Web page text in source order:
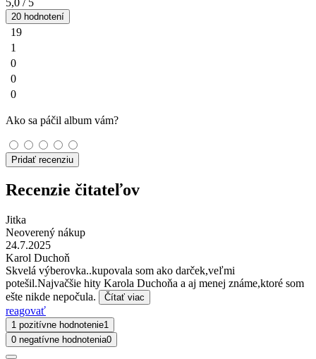
20 hodnotení
19
1
0
0
0
Ako sa páčil album vám?
Pridať recenziu
Recenzie čitateľov
Jitka
Neoverený nákup
24.7.2025
Karol Duchoň
Skvelá výberovka..kupovala som ako darček,veľmi
potešil.Najvačšie hity Karola Duchoňa a aj menej známe,ktoré som
ešte nikde nepočula.
Čítať viac
reagovať
1 pozitívne hodnotenie1
0 negatívne hodnotenia0